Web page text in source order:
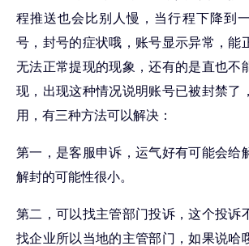
程推送也会比别人慢，当行程下降到
号，封号的症状哦，账号显示异常，能
无法正常提现的现象，还有的是直也不
现，出现这种情况说明账号已被封禁了
用，有三种方法可以解决：
第一，是客服申诉，运气好有可能会给
解封的可能性很小。
第二，可以找主管部门投诉，这个投诉
找企业所以当地的主管部门，如果说哈